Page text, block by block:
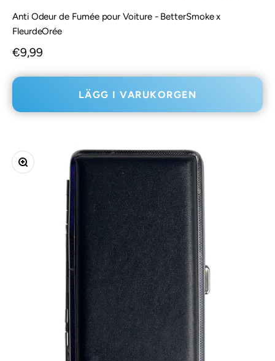
Anti Odeur de Fumée pour Voiture - BetterSmoke x
FleurdeOrée
REA-pris
€9,99
LÄGG I VARUKORGEN
Zooma